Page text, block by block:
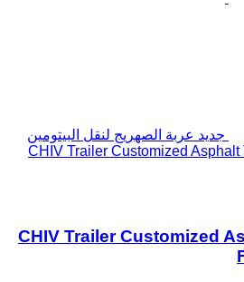
جديد عربة الصهريج لنقل البيتومين
CHIV Trailer Customized
CHIV Trailer Customized